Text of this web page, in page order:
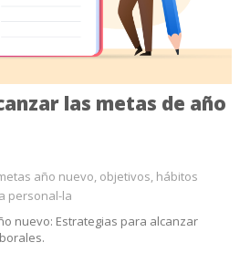
las metas de año
año nuevo, objetivos, hábitos
personal-la
nuevo: Estrategias para alcanzar